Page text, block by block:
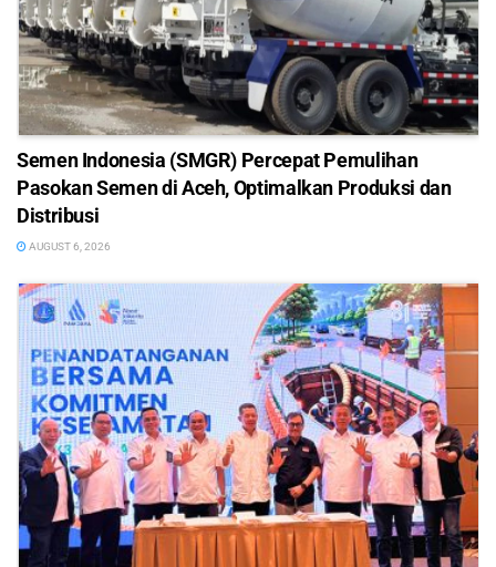
Semen Indonesia (SMGR) Percepat Pemulihan
Pasokan Semen di Aceh, Optimalkan Produksi dan
Distribusi
AUGUST 6, 2026